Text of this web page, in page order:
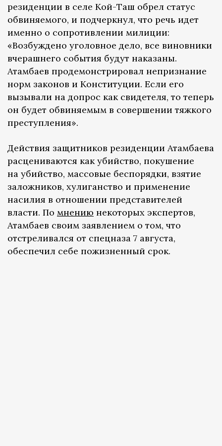
резиденции в селе Кой-Таш обрел статус
обвиняемого, и подчеркнул, что речь идет
именно о сопротивлении милиции:
«Возбуждено уголовное дело, все виновники
вчерашнего события будут наказаны.
Атамбаев продемонстрировал непризнание
норм законов и Конституции. Если его
вызывали на допрос как свидетеля, то теперь
он будет обвиняемым в совершении тяжкого
преступления».
Действия защитников резиденции Атамбаева
расцениваются как убийство, покушение
на убийство, массовые беспорядки, взятие
заложников, хулиганство и применение
насилия в отношении представителей
власти. По мнению некоторых экспертов,
Атамбаев своим заявлением о том, что
отстреливался от спецназа 7 августа,
обеспечил себе пожизненный срок.